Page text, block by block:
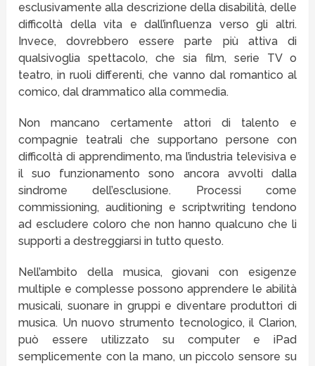
esclusivamente alla descrizione della disabilità, delle
difficoltà della vita e dall’influenza verso gli altri.
Invece, dovrebbero essere parte più attiva di
qualsivoglia spettacolo, che sia film, serie TV o
teatro, in ruoli differenti, che vanno dal romantico al
comico, dal drammatico alla commedia.
Non mancano certamente attori di talento e
compagnie teatrali che supportano persone con
difficoltà di apprendimento, ma l’industria televisiva e
il suo funzionamento sono ancora avvolti dalla
sindrome dell’esclusione. Processi come
commissioning, auditioning e scriptwriting tendono
ad escludere coloro che non hanno qualcuno che li
supporti a destreggiarsi in tutto questo.
Nell’ambito della musica, giovani con esigenze
multiple e complesse possono apprendere le abilità
musicali, suonare in gruppi e diventare produttori di
musica. Un nuovo strumento tecnologico, il Clarion,
può essere utilizzato su computer e iPad
semplicemente con la mano, un piccolo sensore su